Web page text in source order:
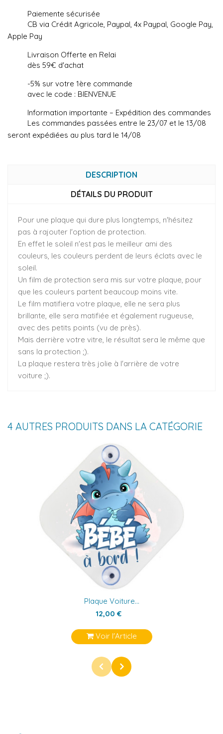
Paiemente sécurisée
CB via Crédit Agricole, Paypal, 4x Paypal, Google Pay,
Apple Pay
Livraison Offerte en Relai
dès 59€ d'achat
-5% sur votre 1ère commande
avec le code : BIENVENUE
Information importante – Expédition des commandes
Les commandes passées entre le 23/07 et le 13/08
seront expédiées au plus tard le 14/08
DESCRIPTION
DÉTAILS DU PRODUIT
Pour une plaque qui dure plus longtemps, n'hésitez
pas à rajouter l'option de protection.
En effet le soleil n'est pas le meilleur ami des
couleurs, les couleurs perdent de leurs éclats avec le
soleil.
Un film de protection sera mis sur votre plaque, pour
que les couleurs partent beaucoup moins vite.
Le film matifiera votre plaque, elle ne sera plus
brillante, elle sera matifiée et également rugueuse,
avec des petits points (vu de près).
Mais derrière votre vitre, le résultat sera le même que
sans la protection ;).
La plaque restera très jolie à l'arrière de votre
voiture ;).
4 AUTRES PRODUITS DANS LA CATÉGORIE
Plaque Voiture...
12,00 €
Voir l'Article